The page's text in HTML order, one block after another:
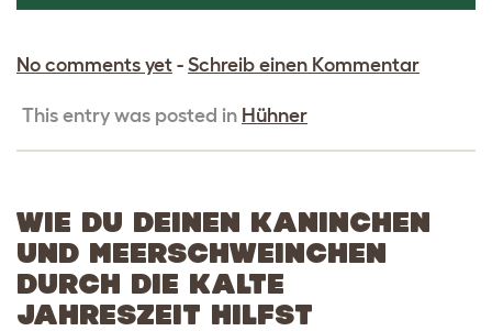
No comments yet - Schreib einen Kommentar
This entry was posted in Hühner
WIE DU DEINEN KANINCHEN
UND MEERSCHWEINCHEN
DURCH DIE KALTE
JAHRESZEIT HILFST